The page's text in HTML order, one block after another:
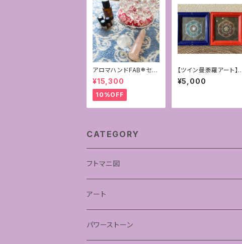
アロマハンドFAB®︎セラ
ピー＊お得なフルセッシ
ョン
¥15,300
10%OFF
【ツイン曼荼羅アート】
シードオブライフ~生命
の種子~2枚組
¥5,000
CATEGORY
フトマニ図
あわうた
アート
神聖幾何学フラワーオブライフ
パワーストーン